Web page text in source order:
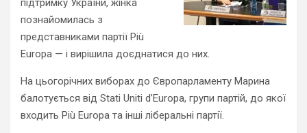
підтримку України, жінка
познайомилась з
представниками партії Più
Europa — і вирішила доєднатися до них.
На цьогорічних виборах до Європарламенту Марина
балотується від Stati Uniti d’Europa, групи партій, до якої
входить Più Europa та інші ліберальні партії.